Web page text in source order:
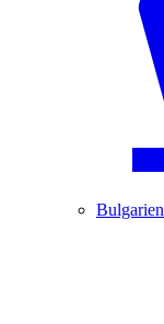
Bulgarien